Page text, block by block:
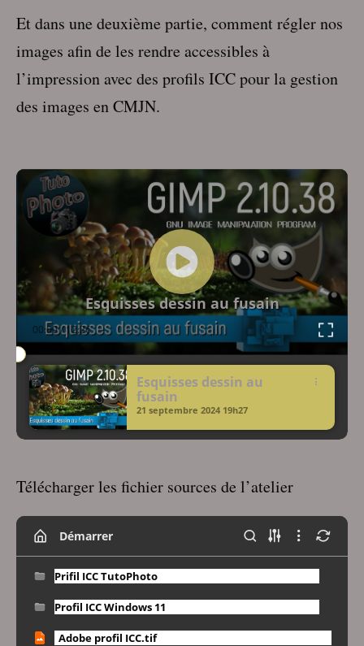
Et dans une deuxième partie, comment régler nos
images afin de les rendre accessibles à
l’impression avec des profils ICC pour la gestion
des images en CMJN.
Lecteur
vidéo
Esquisses dessin au fusain
00:00/12:26
Esquisses dessin au
fusain
21 septembre 2024 19h27
Télécharger les fichier sources de l’atelier
Démarrer
Prifil ICC TutoPhoto
Profil ICC Windows 11
Adobe profil ICC.tif